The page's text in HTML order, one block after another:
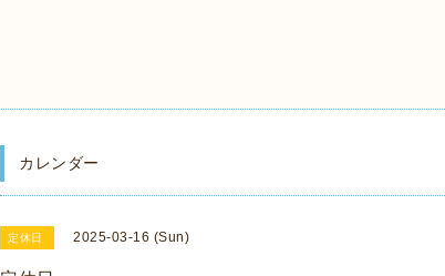
カレンダー
定休日 2025-03-16 (Sun)